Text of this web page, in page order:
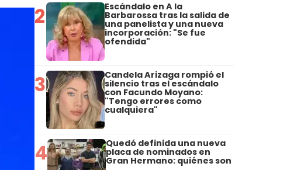
2 Escándalo en A la
Barbarossa tras la salida de
una panelista y una nueva
incorporación: "Se fue
ofendida"
3 Candela Arizaga rompió el
silencio tras el escándalo
con Facundo Moyano:
"Tengo errores como
cualquiera"
4 Quedó definida una nueva
placa de nominados en
Gran Hermano: quiénes son